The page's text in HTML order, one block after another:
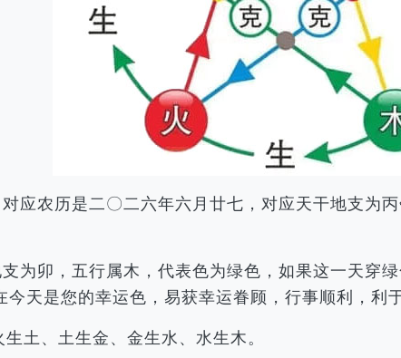
应农历是二〇二六年六月廿七，对应天干地支为
为卯，五行属木，代表色为绿色，如果这一天穿
天是您的幸运色，易获幸运眷顾，行事顺利，利
土、土生金、金生水、水生木。